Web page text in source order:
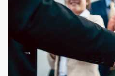
Metodologia
100% da carga horária do
aulas ao vivo.
As aulas podem ser